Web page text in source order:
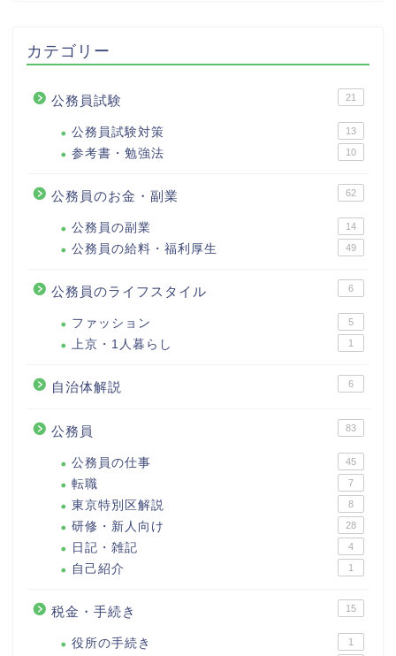
カテゴリー
公務員試験 21
公務員試験対策 13
参考書・勉強法 10
公務員のお金・副業 62
公務員の副業 14
公務員の給料・福利厚生 49
公務員のライフスタイル 6
ファッション 5
上京・1人暮らし 1
自治体解説 6
公務員 83
公務員の仕事 45
転職 7
東京特別区解説 8
研修・新人向け 28
日記・雑記 4
自己紹介 1
税金・手続き 15
役所の手続き 1